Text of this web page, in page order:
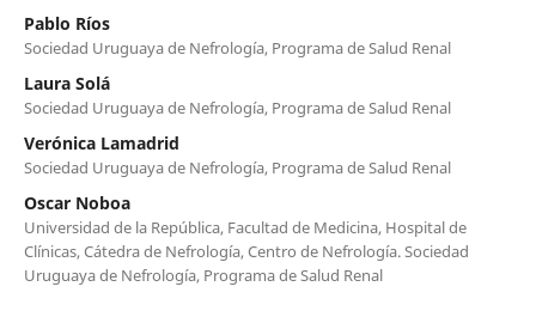
Pablo Ríos
Sociedad Uruguaya de Nefrología, Programa de Salud Renal
Laura Solá
Sociedad Uruguaya de Nefrología, Programa de Salud Renal
Verónica Lamadrid
Sociedad Uruguaya de Nefrología, Programa de Salud Renal
Oscar Noboa
Universidad de la República, Facultad de Medicina, Hospital de
Clínicas, Cátedra de Nefrología, Centro de Nefrología. Sociedad
Uruguaya de Nefrología, Programa de Salud Renal